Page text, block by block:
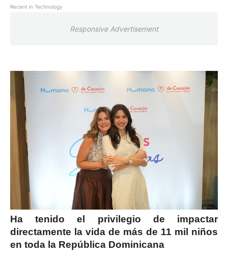
Recent in Technology
Responsive Advertisement
Ha tenido el privilegio de impactar
directamente la vida de más de 11 mil niños
en toda la República Dominicana